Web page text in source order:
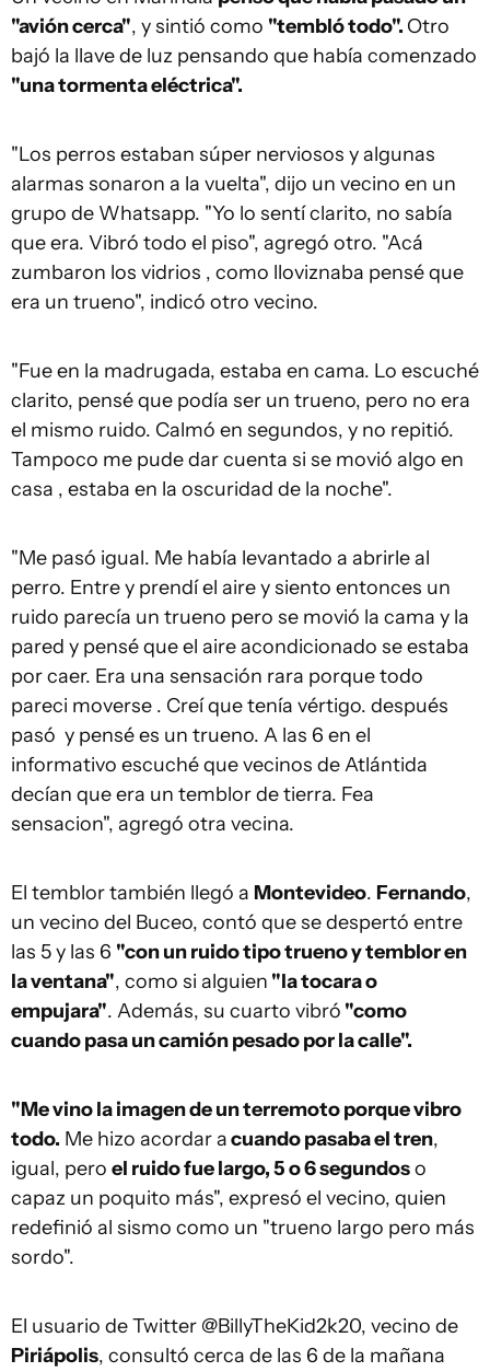
"avión cerca", y sintió como "tembló todo". Otro
bajó la llave de luz pensando que había comenzado
"una tormenta eléctrica".
"Los perros estaban súper nerviosos y algunas
alarmas sonaron a la vuelta", dijo un vecino en un
grupo de Whatsapp. "Yo lo sentí clarito, no sabía
que era. Vibró todo el piso", agregó otro. "Acá
zumbaron los vidrios , como lloviznaba pensé que
era un trueno", indicó otro vecino.
"Fue en la madrugada, estaba en cama. Lo escuché
clarito, pensé que podía ser un trueno, pero no era
el mismo ruido. Calmó en segundos, y no repitió.
Tampoco me pude dar cuenta si se movió algo en
casa , estaba en la oscuridad de la noche".
"Me pasó igual. Me había levantado a abrirle al
perro. Entre y prendí el aire y siento entonces un
ruido parecía un trueno pero se movió la cama y la
pared y pensé que el aire acondicionado se estaba
por caer. Era una sensación rara porque todo
pareci moverse . Creí que tenía vértigo. después
pasó y pensé es un trueno. A las 6 en el
informativo escuché que vecinos de Atlántida
decían que era un temblor de tierra. Fea
sensacion", agregó otra vecina.
El temblor también llegó a Montevideo. Fernando,
un vecino del Buceo, contó que se despertó entre
las 5 y las 6 "con un ruido tipo trueno y temblor en
la ventana", como si alguien "la tocara o
empujara". Además, su cuarto vibró "como
cuando pasa un camión pesado por la calle".
"Me vino la imagen de un terremoto porque vibro
todo. Me hizo acordar acuando pasaba el tren,
igual, pero el ruido fue largo, 5 o 6 segundoso
capaz un poquito más", expresó el vecino, quien
redefinió al sismo como un "trueno largo pero más
sordo".
El usuario de Twitter @BillyTheKid2k20, vecino de
Piriápolis, consultó cerca de las 6 de la mañana